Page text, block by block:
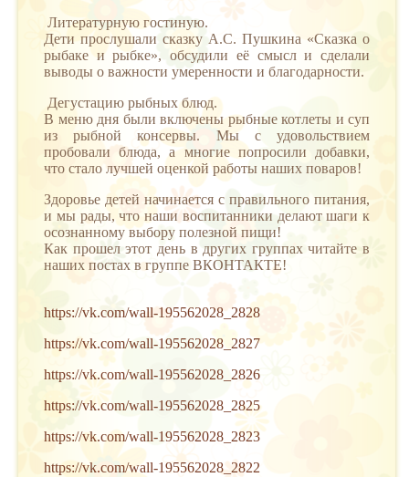
Литературную гостиную.
Дети прослушали сказку А.С. Пушкина «Сказка о
рыбаке и рыбке», обсудили её смысл и сделали
выводы о важности умеренности и благодарности.
Дегустацию рыбных блюд.
В меню дня были включены рыбные котлеты и суп
из рыбной консервы. Мы с удовольствием
пробовали блюда, а многие попросили добавки,
что стало лучшей оценкой работы наших поваров!
Здоровье детей начинается с правильного питания,
и мы рады, что наши воспитанники делают шаги к
осознанному выбору полезной пищи!
Как прошел этот день в других группах читайте в
наших постах в группе ВКОНТАКТЕ!
https://vk.com/wall-195562028_2828
https://vk.com/wall-195562028_2827
https://vk.com/wall-195562028_2826
https://vk.com/wall-195562028_2825
https://vk.com/wall-195562028_2823
https://vk.com/wall-195562028_2822